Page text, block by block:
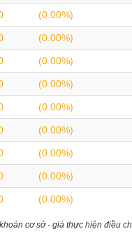
(0.00%)
(0.00%)
(0.00%)
(0.00%)
(0.00%)
(0.00%)
(0.00%)
(0.00%)
(0.00%)
cơ sở - giá thực hiện điều